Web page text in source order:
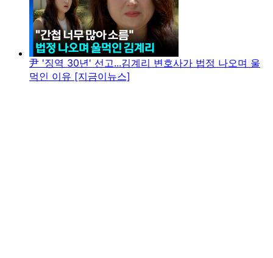
尹 '징역 30년' 선고...김계리 변호사가 법정 나오며 울
먹인 이유 [지금이뉴스]